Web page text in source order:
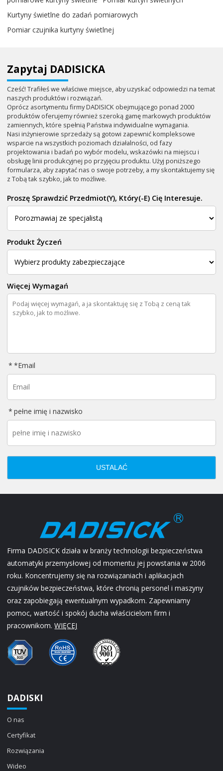
Kurtyny świetlne do zadań pomiarowych
Pomiar czujnika kurtyny świetlnej
Zapytaj DADISICKA
Cześć! Trafiłeś we właściwe miejsce, aby uzyskać odpowiedzi na temat
naszych produktów i rozwiązań.
Oprócz asortymentu firmy DADISICK obejmującego ponad 2000
produktów oferujemy również szeroką gamę markowych produktów
zamiennych, które spełnią Państwa indywidualne wymagania.
Nasi inżynierowie sprzedaży są gotowi zapewnić kompleksowe
wsparcie na wszystkich poziomach działalności, od fazy
projektowania i badań po wybór modelu, wskazówki na miejscu i
obsługę linii produkcyjnej po przyjęciu produktu. Użyj poniższego
formularza, aby zapytać nas o swoje potrzeby, a my skontaktujemy się
z Tobą tak szybko, jak to możliwe.
Proszę Sprawdzić Przedmiot(y), Który(-E) Cię Interesuje.
Produkt Życzeń
Więcej Wymagań
*Email
pełne imię i nazwisko
USTALAĆ
Firma DADISICK działa w branży technologii bezpieczeństwa
automatyki przemysłowej od momentu jej powstania w 2006
roku. Koncentrujemy się na rozwiązaniach i aplikacjach
czujników bezpieczeństwa, które chronią personel i maszyny
oraz zapobiegają ewentualnym wypadkom. Zapewniamy
pomoc, wartość i spokój ducha właścicielom firm i
pracownikom.WIĘCEJ
DADISKI
O nas
Certyfikat
Rozwiązania
Wideo